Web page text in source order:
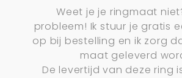
Weet je je ringmaat
probleem! Ik stuur je gratis
op bij bestelling en ik zorg
maat geleverd
De levertijd van deze ring